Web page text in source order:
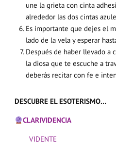
une la grieta con cinta
alrededor las dos cintas
Es importante que dejes el
lado de la vela y esperar
Después de haber llevado a
la diosa que te escuche a
deberás recitar con fe e
DESCUBRE EL ESOTERISMO…
CLARIVIDENCIA
VIDENTE